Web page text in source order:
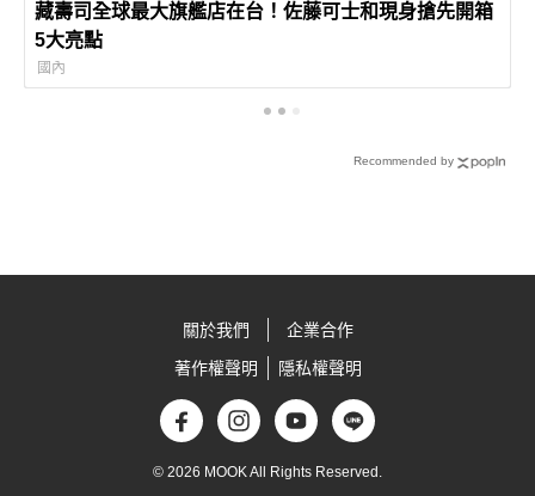
藏壽司全球最大旗艦店在台！佐藤可士和現身搶先開箱
5大亮點
國內
Recommended by
關於我們
企業合作
著作權聲明
隱私權聲明
© 2026 MOOK All Rights Reserved.